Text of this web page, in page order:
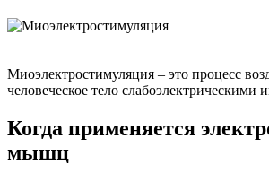
Миоэлектростимуляция – это процесс
человеческое тело слабоэлектрическими
Когда применяется
мышц